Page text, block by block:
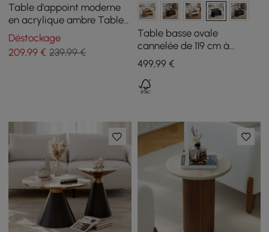
Table d'appoint moderne
en acrylique ambre Table
d'appoint ronde
transparente
Déstockage
209,99 € 239,99 €
Table basse ovale
cannelée de 119 cm à
plateau relevable, noire
499,99€